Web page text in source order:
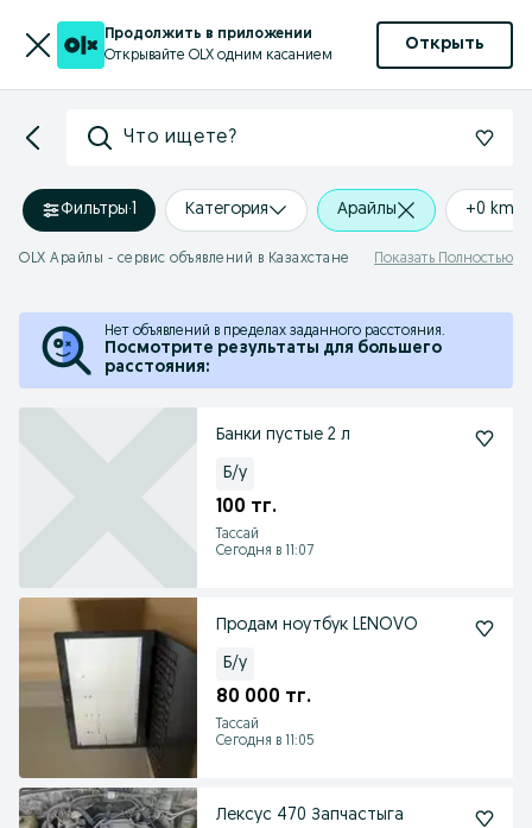
Продолжить в приложении
Открывайте OLX одним касанием
Открыть
Что ищете?
Фильтры·1 Категория Арайлы +0 km
OLX Арайлы - сервис объявлений в Казахстане Показать Полностью
Нет объявлений в пределах заданного расстояния.
Посмотрите результаты для большего
расстояния:
Банки пустые 2 л
Б/у
100 тг.
Тассай
Сегодня в 11:07
Продам ноутбук LENOVO
Б/у
80 000 тг.
Тассай
Сегодня в 11:05
Лексус 470 Запчастыга